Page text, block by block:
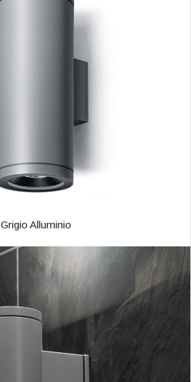
Grigio Alluminio